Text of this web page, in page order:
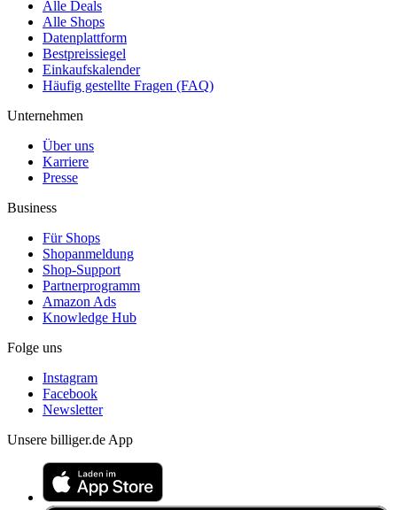
Alle Deals
Alle Shops
Datenplattform
Bestpreissiegel
Einkaufskalender
Häufig gestellte Fragen (FAQ)
Unternehmen
Über uns
Karriere
Presse
Business
Für Shops
Shopanmeldung
Shop-Support
Partnerprogramm
Amazon Ads
Knowledge Hub
Folge uns
Instagram
Facebook
Newsletter
Unsere billiger.de App